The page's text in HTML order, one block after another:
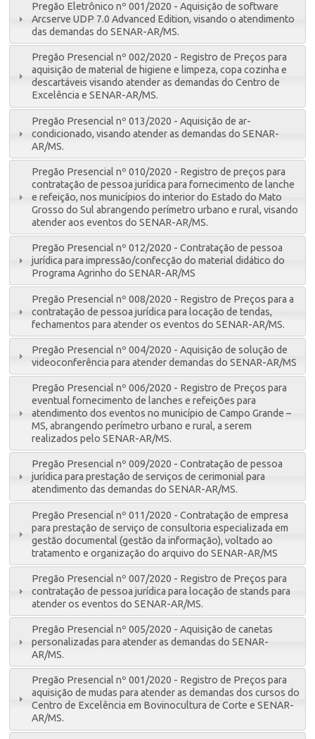
Pregão Eletrônico nº 001/2020 - Aquisição de software
Arcserve UDP 7.0 Advanced Edition, visando o atendimento
das demandas do SENAR-AR/MS.
Pregão Presencial nº 002/2020 - Registro de Preços para
aquisição de material de higiene e limpeza, copa cozinha e
descartáveis visando atender as demandas do Centro de
Excelência e SENAR-AR/MS.
Pregão Presencial nº 013/2020 - Aquisição de ar-
condicionado, visando atender as demandas do SENAR-
AR/MS.
Pregão Presencial nº 010/2020 - Registro de preços para
contratação de pessoa jurídica para fornecimento de lanche
e refeição, nos municípios do interior do Estado do Mato
Grosso do Sul abrangendo perímetro urbano e rural, visando
atender aos eventos do SENAR-AR/MS.
Pregão Presencial nº 012/2020 - Contratação de pessoa
jurídica para impressão/confecção do material didático do
Programa Agrinho do SENAR-AR/MS
Pregão Presencial nº 008/2020 - Registro de Preços para a
contratação de pessoa jurídica para locação de tendas,
fechamentos para atender os eventos do SENAR-AR/MS.
Pregão Presencial nº 004/2020 - Aquisição de solução de
videoconferência para atender demandas do SENAR-AR/MS
Pregão Presencial nº 006/2020 - Registro de Preços para
eventual fornecimento de lanches e refeições para
atendimento dos eventos no município de Campo Grande –
MS, abrangendo perímetro urbano e rural, a serem
realizados pelo SENAR-AR/MS.
Pregão Presencial nº 009/2020 - Contratação de pessoa
jurídica para prestação de serviços de cerimonial para
atendimento das demandas do SENAR-AR/MS.
Pregão Presencial nº 011/2020 - Contratação de empresa
para prestação de serviço de consultoria especializada em
gestão documental (gestão da informação), voltado ao
tratamento e organização do arquivo do SENAR-AR/MS
Pregão Presencial nº 007/2020 - Registro de Preços para
contratação de pessoa jurídica para locação de stands para
atender os eventos do SENAR-AR/MS.
Pregão Presencial nº 005/2020 - Aquisição de canetas
personalizadas para atender as demandas do SENAR-
AR/MS.
Pregão Presencial nº 001/2020 - Registro de Preços para
aquisição de mudas para atender as demandas dos cursos do
Centro de Excelência em Bovinocultura de Corte e SENAR-
AR/MS.